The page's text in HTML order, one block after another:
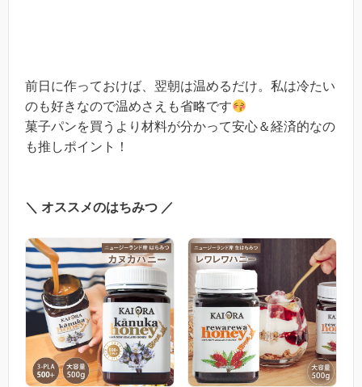
前日に作っておけば、翌朝は温めるだけ。私は冷たい
のも好きなので温めさえも省略です
菓子パンを買うより材料が分かって安心＆経済的なの
も推しポイント！
＼ オススメのはちみつ ／